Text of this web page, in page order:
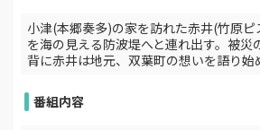
小津(本郷奏多)の家を訪れた赤井(竹原
を海の見える防波堤へと連れ出す。被災
背に赤井は地元、双葉町の想いを語り始
番組内容